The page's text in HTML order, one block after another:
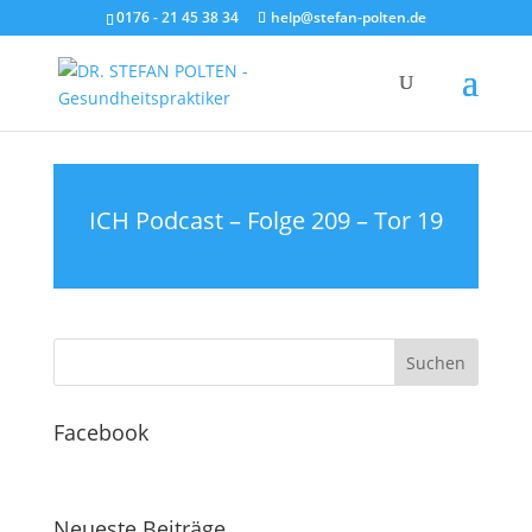
0176 - 21 45 38 34 help@stefan-polten.de
ICH Podcast – Folge 209 – Tor 19
Facebook